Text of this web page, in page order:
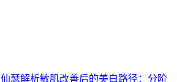
仙瑟解析敏肌改善后的美白路径：分阶